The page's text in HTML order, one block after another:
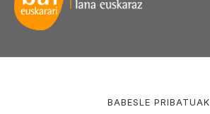
BABESLE PRIBATUAK